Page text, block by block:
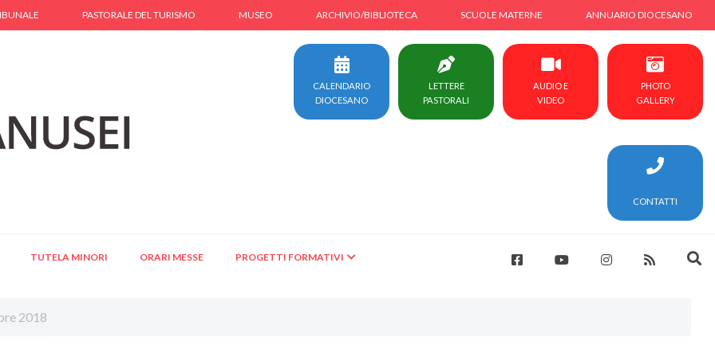
PASTORALE DEL TURISMO MUSEO ARCHIVIO/BIBLIOTECA SCUOLE MATERNE ANNUARIO DIOCESANO
CALENDARIO
DIOCESANO
LETTERE
PASTORALI
AUDIO E
VIDEO
PHOTO
GALLERY
CONTATTI
TUTELA MINORI ORARI MESSE PROGETTI FORMATIVI
2018